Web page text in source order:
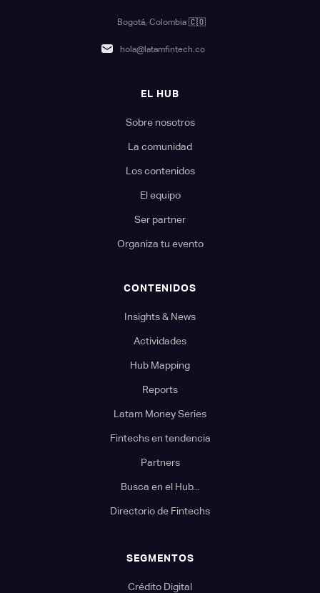
Bogotá, Colombia 🇨🇴
hola@latamfintech.co
EL HUB
Sobre nosotros
La comunidad
Los contenidos
El equipo
Ser partner
Organiza tu evento
CONTENIDOS
Insights & News
Actividades
Hub Mapping
Reports
Latam Money Series
Fintechs en tendencia
Partners
Busca en el Hub...
Directorio de Fintechs
SEGMENTOS
Crédito Digital